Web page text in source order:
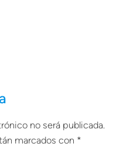
no será publicada.
marcados con *